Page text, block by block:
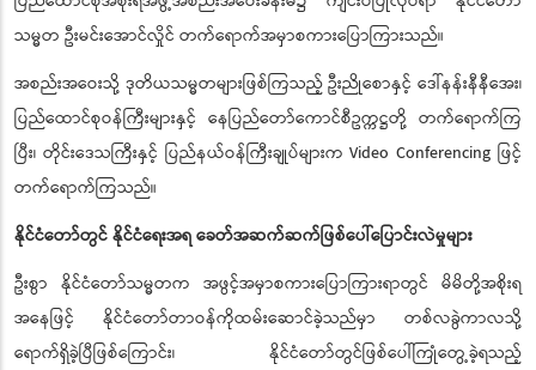
သမ္မတ ဦးမင်းအောင်လှိုင် တက်ရောက်အမှာစကားပြောကြားသည်။
အစည်းအဝေးသို့ ဒုတိယသမ္မတများဖြစ်ကြသည့် ဦးညိုစောနှင့် ဒေါ်နန်းနီနီအေး၊
ပြည်ထောင်စုဝန်ကြီးများနှင့် နေပြည်တော်ကောင်စီဥက္ကဋ္ဌတို့ တက်ရောက်ကြ
ပြီး၊ တိုင်းဒေသကြီးနှင့် ပြည်နယ်ဝန်ကြီးချုပ်များက Video Conferencing ဖြင့်
တက်ရောက်ကြသည်။
နိုင်ငံတော်တွင် နိုင်ငံရေးအရ ခေတ်အဆက်ဆက်ဖြစ်ပေါ်ပြောင်းလဲမှုများ
ဦးစွာ နိုင်ငံတော်သမ္မတက အဖွင့်အမှာစကားပြောကြားရာတွင် မိမိတို့အစိုးရ
အနေဖြင့် နိုင်ငံတော်တာဝန်ကိုထမ်းဆောင်ခဲ့သည်မှာ တစ်လခွဲကာလသို့
ရောက်ရှိခဲ့ပြီဖြစ်ကြောင်း၊ နိုင်ငံတော်တွင်ဖြစ်ပေါ်ကြုံတွေ့ခဲ့ရသည့်